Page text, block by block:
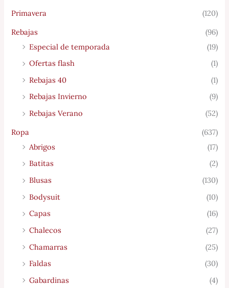
Primavera
(120)
Rebajas
(96)
Especial de temporada
(19)
Ofertas flash
(1)
Rebajas 40
(1)
Rebajas Invierno
(9)
Rebajas Verano
(52)
Ropa
(637)
Abrigos
(17)
Batitas
(2)
Blusas
(130)
Bodysuit
(10)
Capas
(16)
Chalecos
(27)
Chamarras
(25)
Faldas
(30)
Gabardinas
(4)